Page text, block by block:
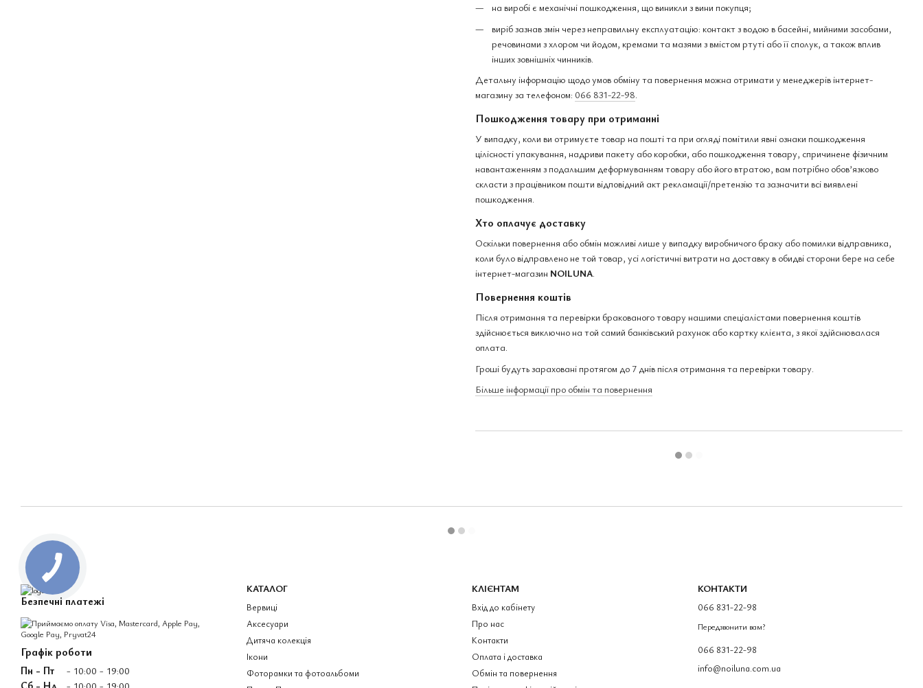
на виробі є механічні пошкодження, що виникли з вини покупця;
виріб зазнав змін через неправильну експлуатацію: контакт з водою в басейні, мийними засобами,
речовинами з хлором чи йодом, кремами та мазями з вмістом ртуті або її сполук, а також вплив
інших зовнішніх чинників.
Детальну інформацію щодо умов обміну та повернення можна отримати у менеджерів інтернет-
магазину за телефоном: 066 831-22-98.
Пошкодження товару при отриманні
У випадку, коли ви отримуєте товар на пошті та при огляді помітили явні ознаки пошкодження
цілісності упакування, надриви пакету або коробки, або пошкодження товару, спричинене фізичним
навантаженням з подальшим деформуванням товару або його втратою, вам потрібно обов’язково
скласти з працівником пошти відповідний акт рекламації/претензію та зазначити всі виявлені
пошкодження.
Хто оплачує доставку
Оскільки повернення або обмін можливі лише у випадку виробничого браку або помилки відправника,
коли було відправлено не той товар, усі логістичні витрати на доставку в обидві сторони бере на себе
інтернет-магазин NOILUNA.
Повернення коштів
Після отримання та перевірки бракованого товару нашими спеціалістами повернення коштів
здійснюється виключно на той самий банківський рахунок або картку клієнта, з якої здійснювалася
оплата.
Гроші будуть зараховані протягом до 7 днів після отримання та перевірки товару.
Більше інформації про обмін та повернення
Безпечні платежі
Графік роботи
Пн - Пт
- 10:00 - 19:00
Сб - Нд
- 10:00 - 19:00
КАТАЛОГ
Вервиці
Аксесуари
Дитяча колекція
Ікони
Фоторамки та фотоальбоми
КЛІЄНТАМ
Вхід до кабінету
Про нас
Контакти
Оплата і доставка
Обмін та повернення
КОНТАКТИ
066 831-22-98
Передзвонити вам?
066 831-22-98
info@noiluna.com.ua